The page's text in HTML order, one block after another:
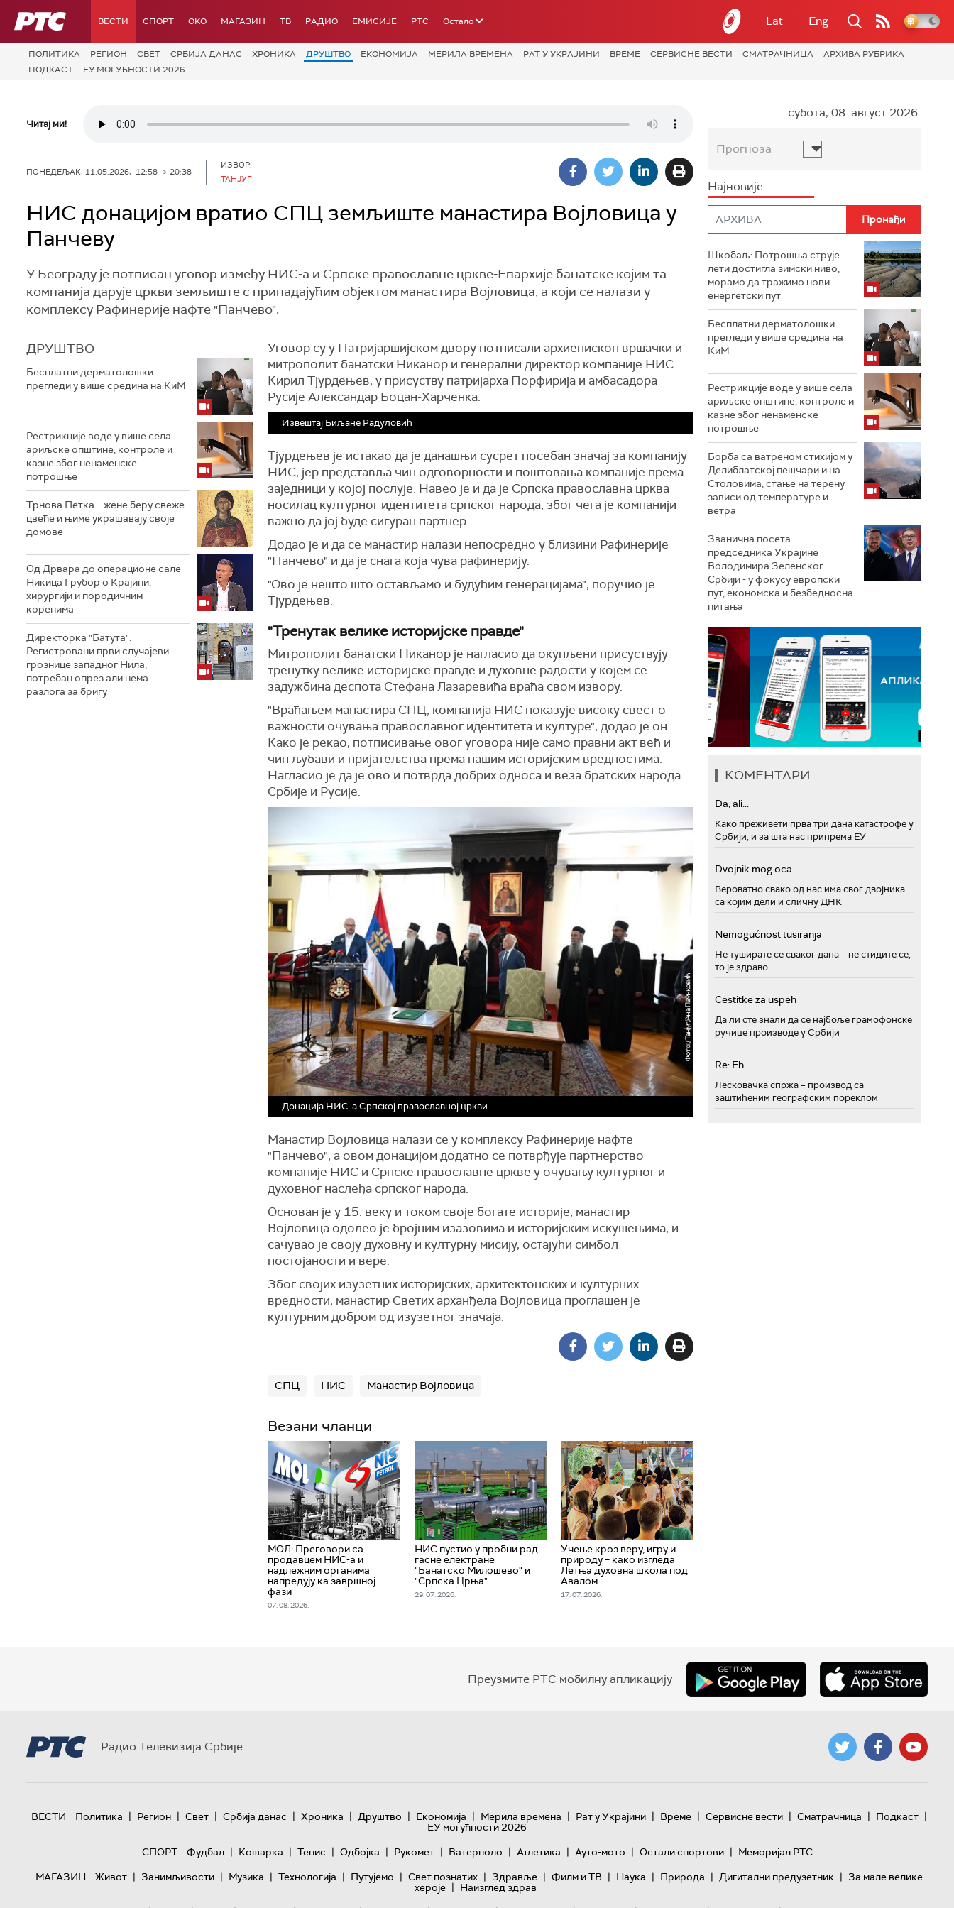
РТС ВЕСТИ СПОРТ OKO МАГАЗИН ТВ РАДИО ЕМИСИЈЕ РТС Остало Lat Eng
ПОЛИТИКА РЕГИОН СВЕТ СРБИЈА ДАНАС ХРОНИКА ДРУШТВО ЕКОНОМИЈА МЕРИЛА ВРЕМЕНА РАТ У УКРАЈИНИ ВРЕМЕ СЕРВИСНЕ ВЕСТИ СМАТРАЧНИЦА
АРХИВА РУБРИКА
ПОДКАСТ
ЕУ МОГУЋНОСТИ 2026
Читај ми!
ПОНЕДЕЉАК, 11.05.2026, 12:58 -> 20:38
ИЗВОР:
ТАНЈУГ
НИС донацијом вратио СПЦ земљиште манастира Војловица у
Панчеву
У Београду је потписан уговор између НИС-а и Српске православне цркве-Епархије банатске којим та
компанија дарује цркви земљиште с припадајућим објектом манастира Војловица, а који се налази у
комплексу Рафинерије нафте "Панчево".
ДРУШТВО
Бесплатни дерматолошки
прегледи у више средина на КиМ
Рестрикције воде у више села
ариљске општине, контроле и
казне због ненаменске
потрошње
Трнова Петка – жене беру свеже
цвеће и њиме украшавају своје
домове
Од Дрвара до операционе сале –
Никица Грубор о Крајини,
хирургији и породичним
коренима
Директорка "Батута":
Регистровани први случајеви
грознице западног Нила,
потребан опрез али нема
разлога за бригу
Уговор су у Патријаршијском двору потписали архиепископ вршачки и
митрополит банатски Никанор и генерални директор компаније НИС
Кирил Тјурдењев, у присуству патријарха Порфирија и амбасадора
Русије Александар Боцан-Харченка.
Извештај Биљане Радуловић
Тјурдењев је истакао да је данашњи сусрет посебан значај за компанију
НИС, јер представља чин одговорности и поштовања компаније према
заједници у којој послује. Навео је и да је Српска православна црква
носилац културног идентитета српског народа, због чега је компанији
важно да јој буде сигуран партнер.
Додао је и да се манастир налази непосредно у близини Рафинерије
"Панчево" и да је снага која чува рафинерију.
"Ово је нешто што остављамо и будућим генерацијама", поручио је
Тјурдењев.
"Тренутак велике историјске правде"
Митрополит банатски Никанор је нагласио да окупљени присуствују
тренутку велике историјске правде и духовне радости у којем се
задужбина деспота Стефана Лазаревића враћа свом извору.
"Враћањем манастира СПЦ, компанија НИС показује високу свест о
важности очувања православног идентитета и културе", додао је он.
Како је рекао, потписивање овог уговора није само правни акт већ и
чин љубави и пријатељства према нашим историјским вредностима.
Нагласио је да је ово и потврда добрих односа и веза братских народа
Србије и Русије.
Донација НИС-а Српској православној цркви
Манастир Војловица налази се у комплексу Рафинерије нафте
"Панчево", а овом донацијом додатно се потврђује партнерство
компаније НИС и Српске православне цркве у очувању културног и
духовног наслеђа српског народа.
Основан је у 15. веку и током своје богате историје, манастир
Војловица одолео је бројним изазовима и историјским искушењима, и
сачувао је своју духовну и културну мисију, остајући симбол
постојаности и вере.
Због својих изузетних историјских, архитектонских и културних
вредности, манастир Светих арханђела Војловица проглашен је
културним добром од изузетног значаја.
СПЦ НИС Манастир Војловица
Везани чланци
МОЛ: Преговори са
продавцем НИС-а и
надлежним органима
напредују ка завршној
фази
07. 08. 2026.
НИС пустио у пробни рад
гасне електране
"Банатско Милошево" и
"Српска Црња"
29. 07. 2026.
Учење кроз веру, игру и
природу – како изгледа
Летња духовна школа под
Авалом
17. 07. 2026.
субота, 08. август 2026.
Прогноза
Најновије
Шкобаљ: Потрошња струје
лети достигла зимски ниво,
морамо да тражимо нови
енергетски пут
Бесплатни дерматолошки
прегледи у више средина на
КиМ
Рестрикције воде у више села
ариљске општине, контроле и
казне због ненаменске
потрошње
Борба са ватреном стихијом у
Делиблатској пешчари и на
Столовима, стање на терену
зависи од температуре и
ветра
Званична посета
председника Украјине
Володимира Зеленског
Србији - у фокусу европски
пут, економска и безбедносна
питања
КОМЕНТАРИ
Da, ali...
Како преживети прва три дана катастрофе у
Србији, и за шта нас припрема ЕУ
Dvojnik mog oca
Вероватно свако од нас има свог двојника
са којим дели и сличну ДНК
Nemogućnost tusiranja
Не туширате се сваког дана – не стидите се,
то је здраво
Cestitke za uspeh
Да ли сте знали да се најбоље грамофонске
ручице производе у Србији
Re: Eh...
Лесковачка спржа – производ са
заштићеним географским пореклом
Преузмите РТС мобилну апликацију
Радио Телевизија Србије
ВЕСТИ Политика | Регион | Свет | Србија данас | Хроника | Друштво | Економија | Мерила времена | Рат у Украјини | Време | Сервисне вести | Сматрачница | Подкаст |
ЕУ могућности 2026
СПОРТ
Фудбал | Кошарка | Тенис | Одбојка | Рукомет | Ватерполо | Атлетика | Ауто-мото | Остали спортови | Меморијал РТС
МАГАЗИН
Живот | Занимљивости | Музика | Технологијa | Путујемо | Свет познатих | Здравље | Филм и ТВ | Наука | Природа | Дигитални предузетник | За мале велике
хероје | Наизглед здрав